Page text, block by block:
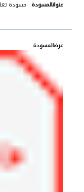
مسودة